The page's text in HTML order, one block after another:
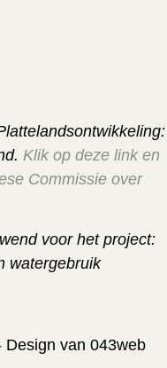
Klik op deze link en
Commissie over
voor het project:
watergebruik
Design van 043web